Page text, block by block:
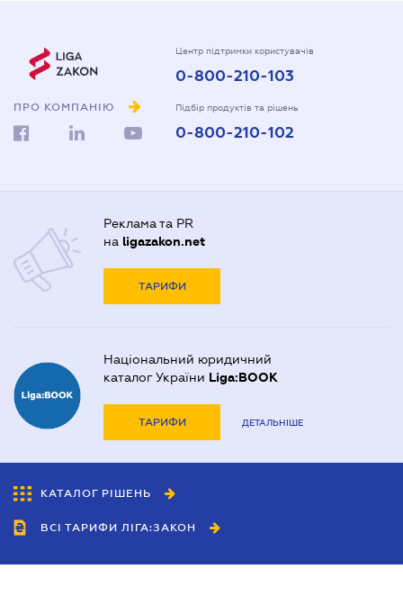
ПРО КОМПАНІЮ
Центр підтримки користувачів
0-800-210-103
Підбір продуктів та рішень
0-800-210-102
Реклама та PR
на ligazakon.net
ТАРИФИ
Національний юридичний
каталог України Liga:BOOK
ТАРИФИ ДЕТАЛЬНІШЕ
КАТАЛОГ РІШЕНЬ
ВСІ ТАРИФИ ЛІГА:ЗАКОН